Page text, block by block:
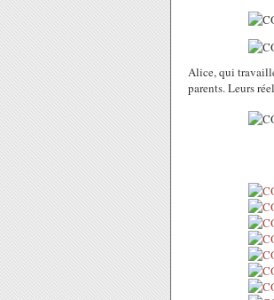
Alice, qui
parents. Leurs